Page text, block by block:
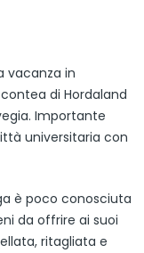
vacanza in
di Hordaland
Importante
universitaria con
è poco conosciuta
da offrire ai suoi
ritagliata e